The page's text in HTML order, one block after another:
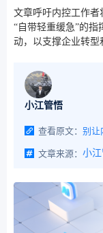
文章呼吁内控工作者
“自带轻重缓急”的
动，以支撑企业转型
小江管悟
查看原文：
文章来源： 小